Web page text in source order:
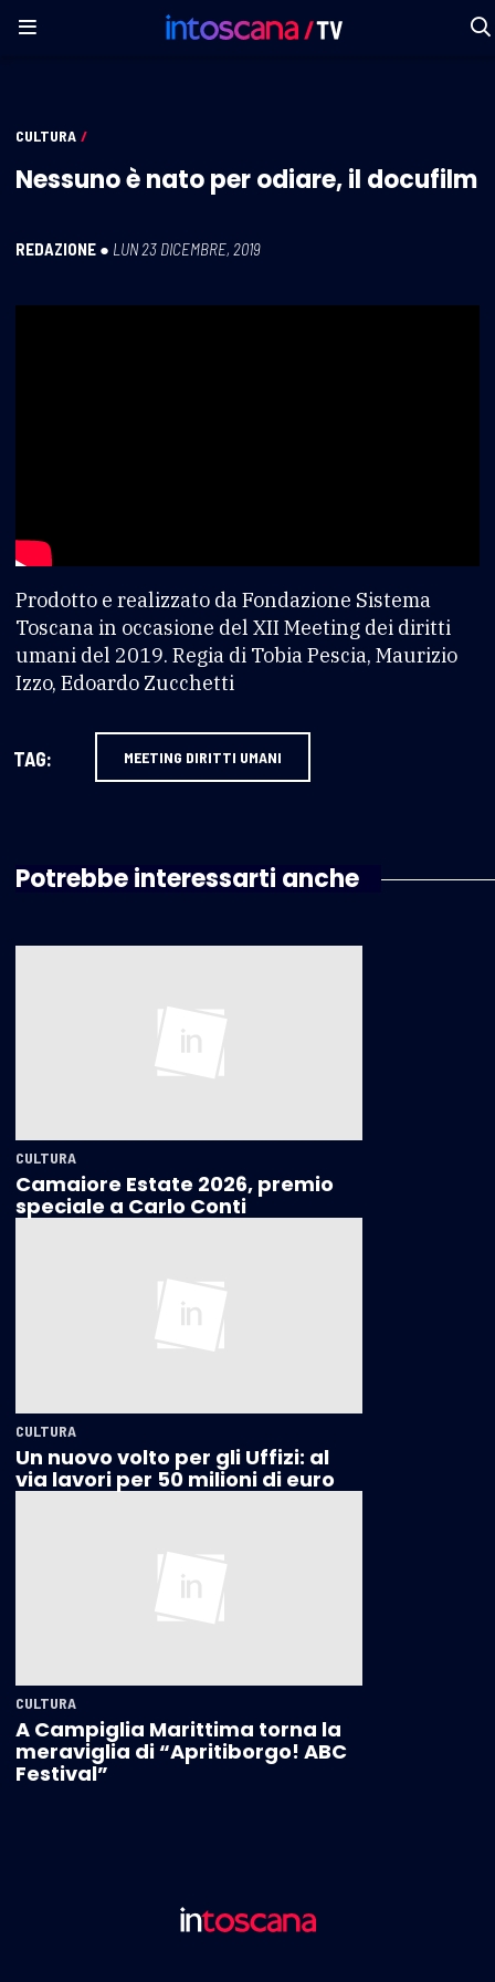
CULTURA /
Nessuno è nato per odiare, il docufilm
REDAZIONE ● LUN 23 DICEMBRE, 2019
Prodotto e realizzato da Fondazione Sistema
Toscana in occasione del XII Meeting dei diritti
umani del 2019. Regia di Tobia Pescia, Maurizio
Izzo, Edoardo Zucchetti
TAG: MEETING DIRITTI UMANI
Potrebbe interessarti anche
CULTURA
Camaiore Estate 2026, premio
speciale a Carlo Conti
CULTURA
Un nuovo volto per gli Uffizi: al
via lavori per 50 milioni di euro
CULTURA
A Campiglia Marittima torna la
meraviglia di “Apritiborgo! ABC
Festival”